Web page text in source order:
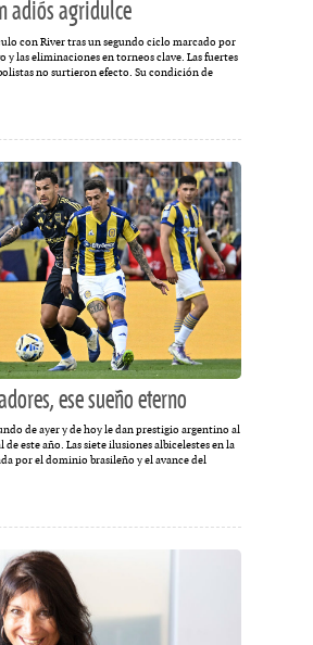
adiós agridulce
con River tras un segundo ciclo marcado por
y las eliminaciones en torneos clave. Las fuertes
no surtieron efecto. Su condición de
ese sueño eterno
de ayer y de hoy le dan prestigio argentino al
este año. Las siete ilusiones albicelestes en la
por el dominio brasileño y el avance del